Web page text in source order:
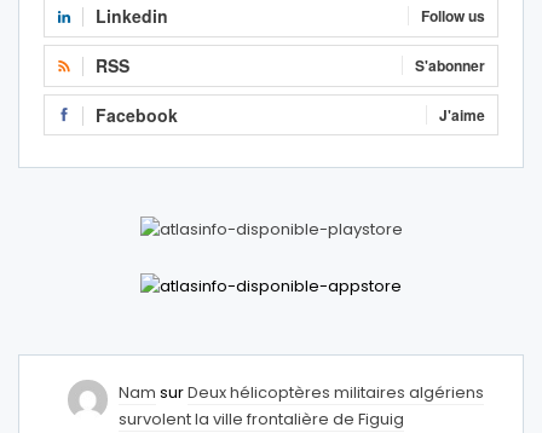
Linkedin Follow us
RSS S'abonner
Facebook J'aime
Nam surDeux hélicoptères militaires algériens
survolent la ville frontalière de Figuig